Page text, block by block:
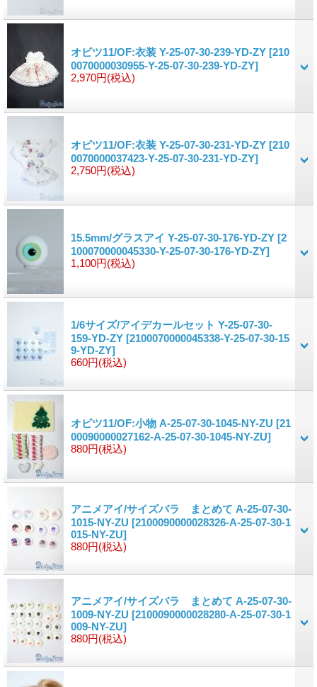
オビツ11/OF:衣装 Y-25-07-30-239-YD-ZY [210
0070000030955-Y-25-07-30-239-YD-ZY]
2,970円(税込)
オビツ11/OF:衣装 Y-25-07-30-231-YD-ZY [210
0070000037423-Y-25-07-30-231-YD-ZY]
2,750円(税込)
15.5mm/グラスアイ Y-25-07-30-176-YD-ZY [2
100070000045330-Y-25-07-30-176-YD-ZY]
1,100円(税込)
1/6サイズ/アイデカールセット Y-25-07-30-
159-YD-ZY [2100070000045338-Y-25-07-30-15
9-YD-ZY]
660円(税込)
オビツ11/OF:小物 A-25-07-30-1045-NY-ZU [21
00090000027162-A-25-07-30-1045-NY-ZU]
880円(税込)
アニメアイ/サイズバラ まとめて A-25-07-30-
1015-NY-ZU [2100090000028326-A-25-07-30-1
015-NY-ZU]
880円(税込)
アニメアイ/サイズバラ まとめて A-25-07-30-
1009-NY-ZU [2100090000028280-A-25-07-30-1
009-NY-ZU]
880円(税込)